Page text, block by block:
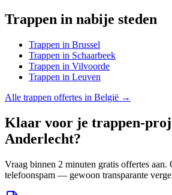
Trappen in nabije steden
Trappen in Brussel
Trappen in Schaarbeek
Trappen in Vilvoorde
Trappen in Leuven
Alle trappen offertes in België →
Klaar voor je trappen-
Anderlecht?
Vraag binnen 2 minuten gratis offertes aan.
telefoonspam — gewoon transparante